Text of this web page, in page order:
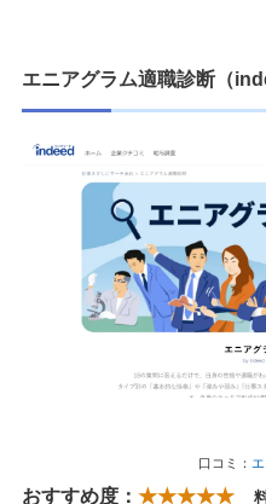
エニアグラム適職診断（
口コミ：
おすすめ度： ★★★★★